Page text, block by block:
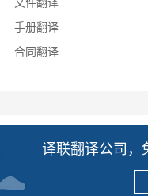
手册翻译
合同翻译
译联翻译公司，